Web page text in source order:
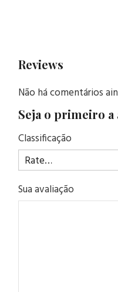
Reviews
Não há comentários
Seja o primeiro a
Classificação
Sua avaliação